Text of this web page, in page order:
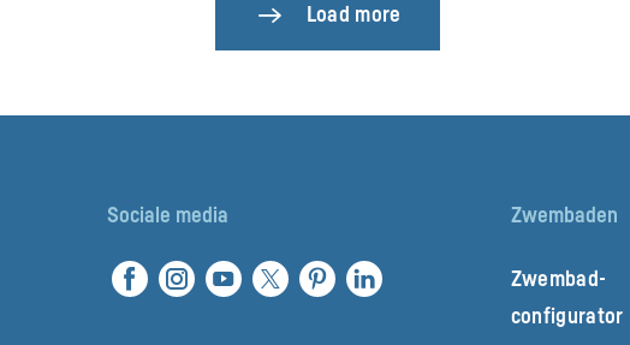
Load more
Sociale media Zwembaden
Zwembad-
configurator